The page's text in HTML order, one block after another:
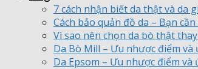
7 cách nhận biết da thật và da
Cách bảo quản đồ da – Bạn
Vì sao nên chọn da bò thật
Da Bò Mill – Ưu nhược điểm
Da Epsom – Ưu nhược điểm và